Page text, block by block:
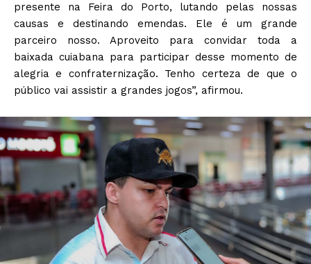
presente na Feira do Porto, lutando pelas nossas
causas e destinando emendas. Ele é um grande
parceiro nosso. Aproveito para convidar toda a
baixada cuiabana para participar desse momento de
alegria e confraternização. Tenho certeza de que o
público vai assistir a grandes jogos”, afirmou.